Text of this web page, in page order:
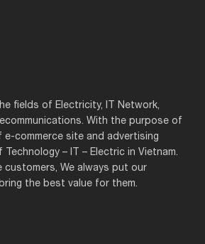
fields of Electricity, IT Network,
With the purpose of
commerce site and advertising
– IT – Electric in Vietnam.
We always put our
the best value for them.